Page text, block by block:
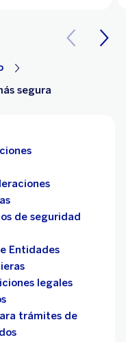
segura
de seguridad
Entidades
legales
trámites de